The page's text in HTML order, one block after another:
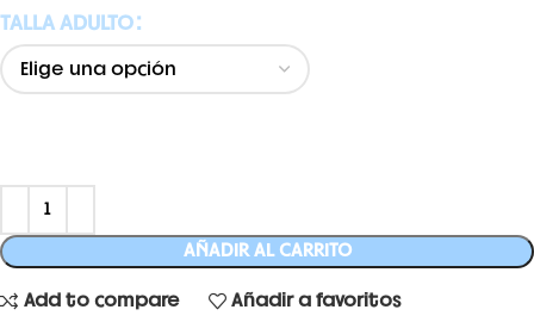
TALLA ADULTO
AÑADIR AL CARRITO
Add to compare Añadir a favoritos